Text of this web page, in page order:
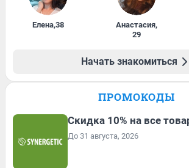
Елена,38 Анастасия,
29
Начать знакомиться
ПРОМОКОДЫ
Скидка 10% на все
До 31 августа, 2026